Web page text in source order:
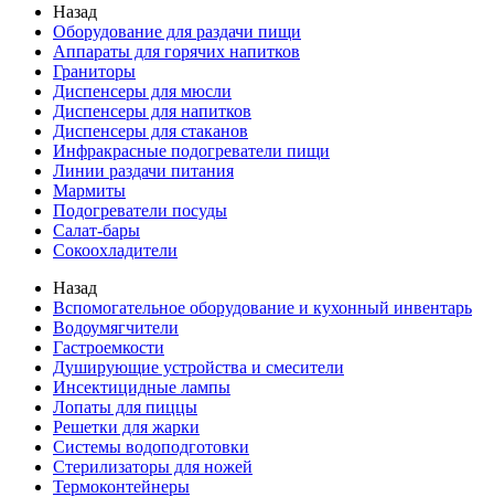
Назад
Оборудование для раздачи пищи
Аппараты для горячих напитков
Граниторы
Диспенсеры для мюсли
Диспенсеры для напитков
Диспенсеры для стаканов
Инфракрасные подогреватели пищи
Линии раздачи питания
Мармиты
Подогреватели посуды
Салат-бары
Сокоохладители
Назад
Вспомогательное оборудование и кухонный инвентарь
Водоумягчители
Гастроемкости
Душирующие устройства и смесители
Инсектицидные лампы
Лопаты для пиццы
Решетки для жарки
Системы водоподготовки
Стерилизаторы для ножей
Термоконтейнеры